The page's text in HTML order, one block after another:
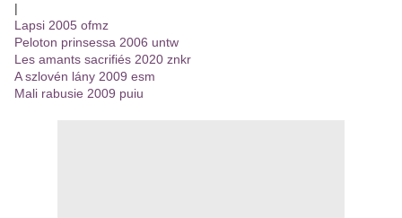
|
Lapsi 2005 ofmz
Peloton prinsessa 2006 untw
Les amants sacrifiés 2020 znkr
A szlovén lány 2009 esm
Mali rabusie 2009 puiu